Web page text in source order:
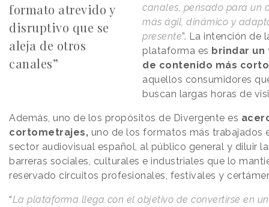
formato atrevido y
disruptivo que se
aleja de otros
canales”
canales, pensado para un
más ágil, dinámico y
presente”. La intención de
plataforma es brindar
de contenido más
aquellos consumidores
buscan largas horas de
Además, uno de los propósitos de Divergente es
cortometrajes, uno de los formatos más trabajados
sector audiovisual español, al público general y diluir
barreras sociales, culturales e industriales que lo
reservado circuitos profesionales, festivales y
“La plataforma llega con el objetivo de convertirse en